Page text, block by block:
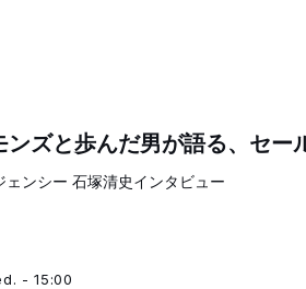
ンズと歩んだ男が語る、セー
ェンシー 石塚清史インタビュー
- 15:00